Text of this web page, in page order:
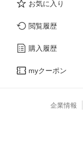
お気に入り
閲覧履歴
購入履歴
myクーポン
企業情報